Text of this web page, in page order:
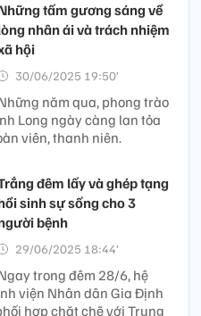
tấm gương sáng về
nhân ái và trách nhiệm
hội
30/06/2025 19:50’
năm qua, phong trào
Long ngày càng lan tỏa
viên, thanh niên.
đêm lấy và ghép tạng
sinh sự sống cho 3
bệnh
29/06/2025 18:44’
trong đêm 28/6, hệ
viện Nhân dân Gia Định
hợp chặt chẽ với Trung